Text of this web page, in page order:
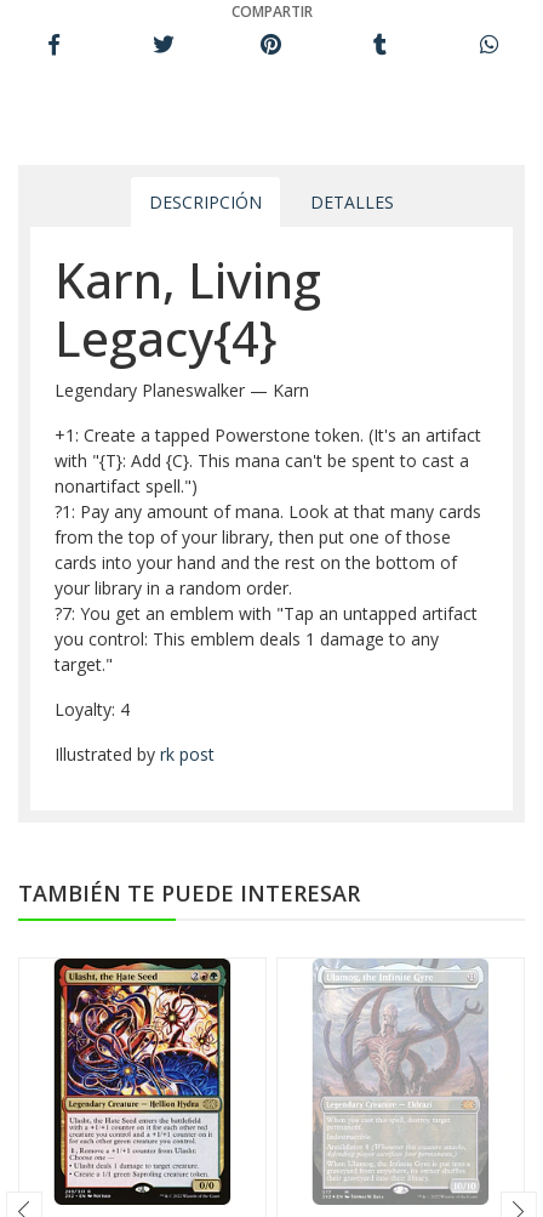
COMPARTIR
DESCRIPCIÓN DETALLES
Karn, Living
Legacy{4}
Legendary Planeswalker — Karn
+1: Create a tapped Powerstone token. (It's an artifact
with "{T}: Add {C}. This mana can't be spent to cast a
nonartifact spell.")
?1: Pay any amount of mana. Look at that many cards
from the top of your library, then put one of those
cards into your hand and the rest on the bottom of
your library in a random order.
?7: You get an emblem with "Tap an untapped artifact
you control: This emblem deals 1 damage to any
target."
Loyalty: 4
Illustrated by rk post
TAMBIÉN TE PUEDE INTERESAR